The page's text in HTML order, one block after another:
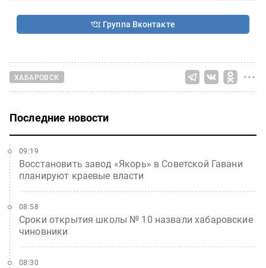
Группа Вконтакте
ХАБАРОВСК
Последние новости
Восстановить завод «Якорь» в Советской Гавани
планируют краевые власти
09:19
Сроки открытия школы № 10 назвали хабаровские
чиновники
08:58
08:30